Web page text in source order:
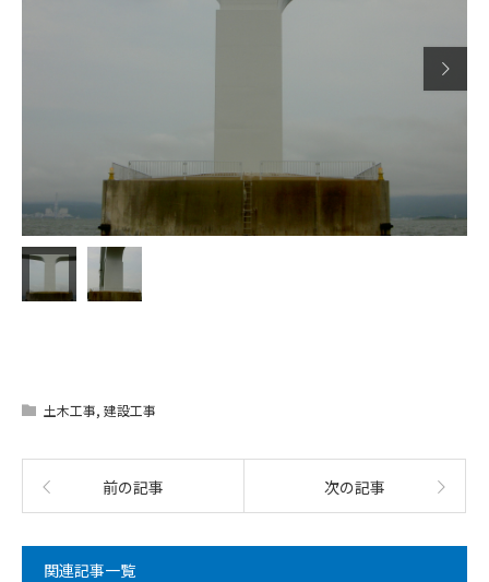

土木工事, 建設工事
前の記事 次の記事
関連記事一覧